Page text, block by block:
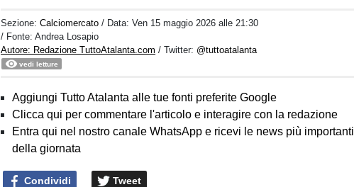
Sezione:Calciomercato / Data:Ven 15 maggio 2026 alle 21:30
/ Fonte: Andrea Losapio
Autore: Redazione TuttoAtalanta.com / Twitter: @tuttoatalanta
vedi letture
Aggiungi Tutto Atalanta alle tue fonti preferite Google
Clicca qui per commentare l'articolo e interagire con la redazione
Entra qui nel nostro canale WhatsApp e ricevi le news più importanti
della giornata
Condividi Tweet